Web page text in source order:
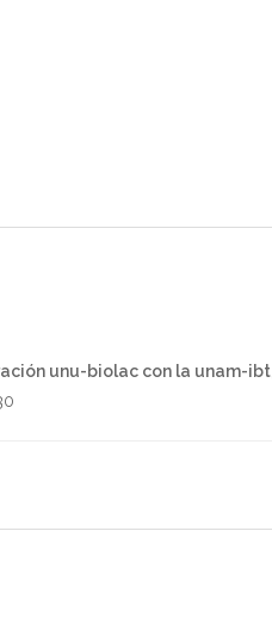
unu-biolac con la unam-ibt